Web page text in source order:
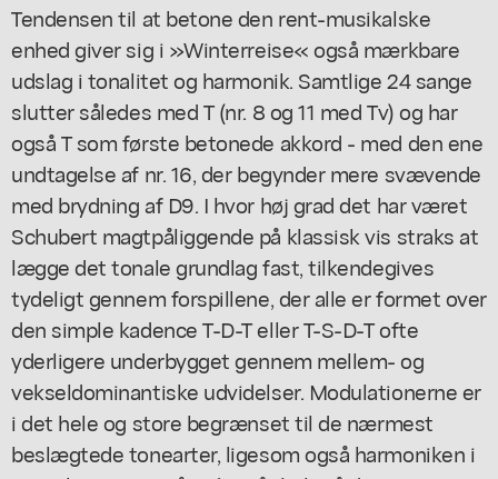
Tendensen til at betone den rent-musikalske
enhed giver sig i »Winterreise« også mærkbare
udslag i tonalitet og harmonik. Samtlige 24 sange
slutter således med T (nr. 8 og 11 med Tv) og har
også T som første betonede akkord - med den ene
undtagelse af nr. 16, der begynder mere svævende
med brydning af D9. I hvor høj grad det har været
Schubert magtpåliggende på klassisk vis straks at
lægge det tonale grundlag fast, tilkendegives
tydeligt gennem forspillene, der alle er formet over
den simple kadence T-D-T eller T-S-D-T ofte
yderligere underbygget gennem mellem- og
vekseldominantiske udvidelser. Modulationerne er
i det hele og store begrænset til de nærmest
beslægtede tonearter, ligesom også harmoniken i